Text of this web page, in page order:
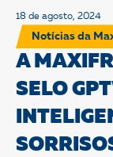
18 de agosto, 2024
Notícias da
A
SELO